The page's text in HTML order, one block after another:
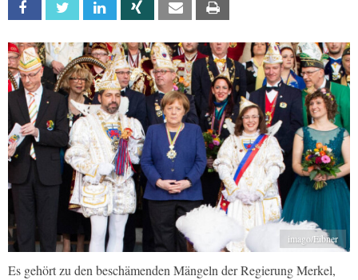
Facebook Twitter Linkedin Xing Email
imago/Eibner
Es gehört zu den beschämenden Mängeln der Regierung Merkel,